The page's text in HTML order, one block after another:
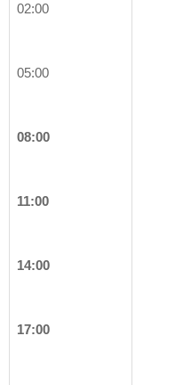
02:00
05:00
08:00
11:00
14:00
17:00